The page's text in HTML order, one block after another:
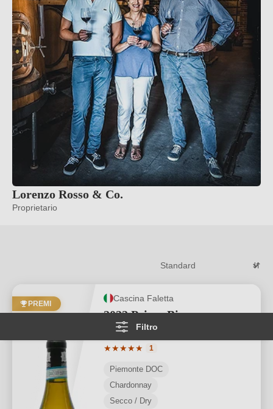
Lorenzo Rosso & Co.
Proprietario
Filtro
PREMI
Cascina Faletta
2022 Primo Bianco
Piemonte DOC
★★★★★
Valutazione media di 5 su 5 stelle
1
Piemonte DOC
Chardonnay
Secco / Dry